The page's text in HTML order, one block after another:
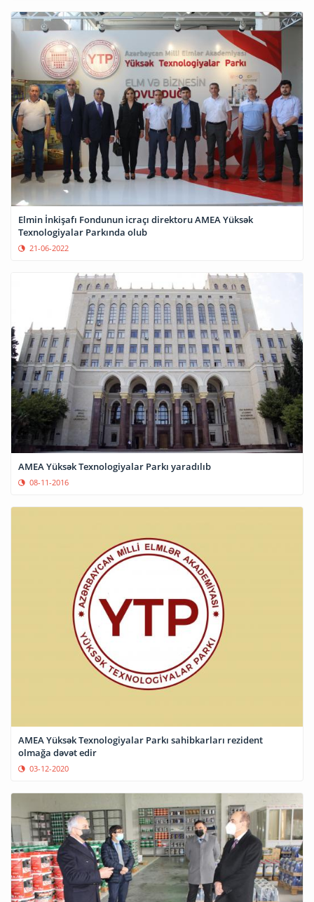
Elmin İnkişafı Fondunun icraçı direktoru AMEA Yüksək
Texnologiyalar Parkında olub
21-06-2022
AMEA Yüksək Texnologiyalar Parkı yaradılıb
08-11-2016
AMEA Yüksək Texnologiyalar Parkı sahibkarları rezident
olmağa dəvət edir
03-12-2020